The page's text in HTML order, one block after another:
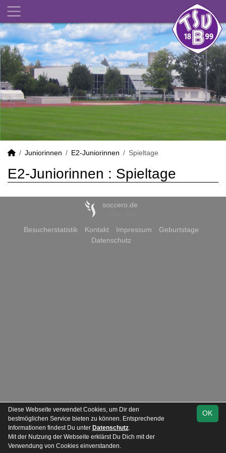
Juniorinnen E2-Juniorinnen Spieltage
Team
E2-Juniorinnen : Spieltage
soccero.de
Besucherstatistik Kontakt Impressum
Geburtstage
Datenschutz
OK
Diese Webseite verwendet Cookies, um Dir den
bestmöglichen Service bieten zu können. Entsprechende
Informationen findest Du unter Datenschutz.
Mit der Nutzung der Webseite erklärst Du Dich mit der
Verwendung von Cookies einverstanden.